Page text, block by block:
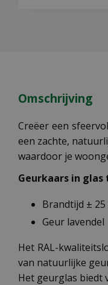
Omschrijving
Creëer een
een zachte,
waardoor je
Geurkaars in
Brandtijd ±
Geur lavendel
Het RAL-
van natuurlijke
Het geurglas biedt